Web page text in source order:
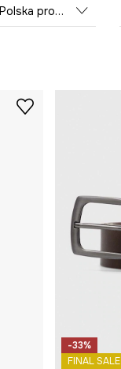
Polska produkcja
-33%
FINAL SALE